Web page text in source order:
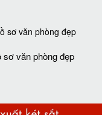
văn phòng đẹp